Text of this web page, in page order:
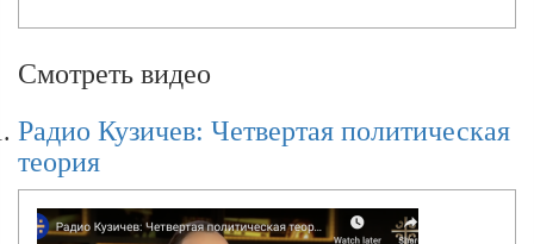
Cеминар 4 ПТ I.
Семинар 4ПТ. I
Смотреть видео
Радио Кузичев: Четвертая политическая
теория